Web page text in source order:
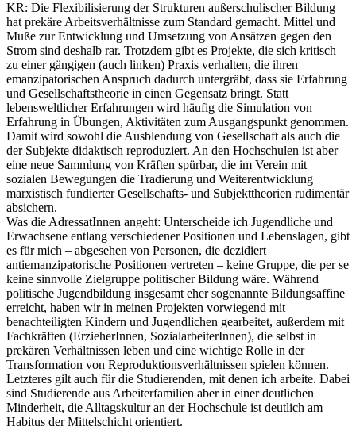
KR: Die Flexibilisierung der Strukturen außerschulischer Bildung
hat prekäre Arbeitsverhältnisse zum Standard gemacht. Mittel und
Muße zur Entwicklung und Umsetzung von Ansätzen gegen den
Strom sind deshalb rar. Trotzdem gibt es Projekte, die sich kritisch
zu einer gängigen (auch linken) Praxis verhalten, die ihren
emanzipatorischen Anspruch dadurch untergräbt, dass sie Erfahrung
und Gesellschaftstheorie in einen Gegensatz bringt. Statt
lebensweltlicher Erfahrungen wird häufig die Simulation von
Erfahrung in Übungen, Aktivitäten zum Ausgangspunkt genommen.
Damit wird sowohl die Ausblendung von Gesellschaft als auch die
der Subjekte didaktisch reproduziert. An den Hochschulen ist aber
eine neue Sammlung von Kräften spürbar, die im Verein mit
sozialen Bewegungen die Tradierung und Weiterentwicklung
marxistisch fundierter Gesellschafts- und Subjekttheorien rudimentär
absichern.
Was die AdressatInnen angeht: Unterscheide ich Jugendliche und
Erwachsene entlang verschiedener Positionen und Lebenslagen, gibt
es für mich – abgesehen von Personen, die dezidiert
antiemanzipatorische Positionen vertreten – keine Gruppe, die per se
keine sinnvolle Zielgruppe politischer Bildung wäre. Während
politische Jugendbildung insgesamt eher sogenannte Bildungsaffine
erreicht, haben wir in meinen Projekten vorwiegend mit
benachteiligten Kindern und Jugendlichen gearbeitet, außerdem mit
Fachkräften (ErzieherInnen, SozialarbeiterInnen), die selbst in
prekären Verhältnissen leben und eine wichtige Rolle in der
Transformation von Reproduktionsverhältnissen spielen können.
Letzteres gilt auch für die Studierenden, mit denen ich arbeite. Dabei
sind Studierende aus Arbeiterfamilien aber in einer deutlichen
Minderheit, die Alltagskultur an der Hochschule ist deutlich am
Habitus der Mittelschicht orientiert.